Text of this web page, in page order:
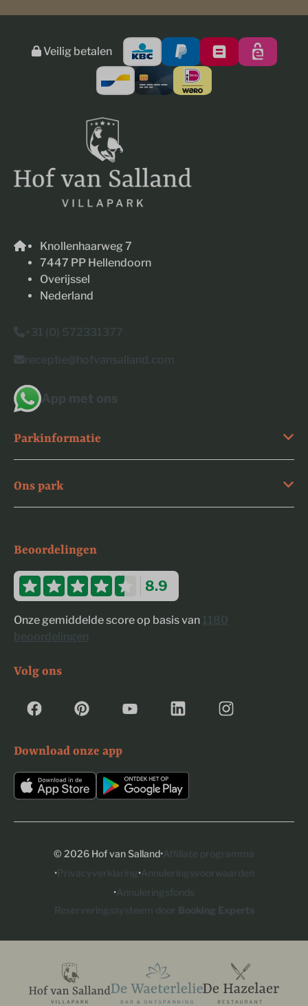
Veilig betalen
Knollenhaarweg 7
7447 PP Hellendoorn
Overijssel
Nederland
+31 (0) 572331377
receptie@hofvansalland.com
App met ons
Parkinformatie
Ons park
Beoordelingen
8.9
Onze gemiddelde score op basis van 1180
beoordelingen
Volg ons
Download onze app
© 2026 Hof van Salland·Affiliate programma
·Privacyverklaring·Annuleringsvoorwaarden
·Annuleringsfonds
Reserveringssysteem door Booking Experts